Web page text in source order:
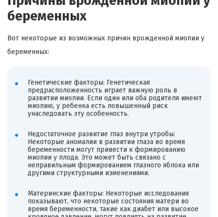
беременных
Вот некоторые из возможных причин врожденной миопии у
беременных:
Генетические факторы: Генетическая
предрасположенность играет важную роль в
развитии миопии. Если один или оба родителя имеют
миопию, у ребенка есть повышенный риск
унаследовать эту особенность.
Недостаточное развитие глаз внутри утробы:
Некоторые аномалии в развитии глаза во время
беременности могут привести к формированию
миопии у плода. Это может быть связано с
неправильным формированием глазного яблока или
другими структурными изменениями.
Материнские факторы: Некоторые исследования
показывают, что некоторые состояния матери во
время беременности, такие как диабет или высокое